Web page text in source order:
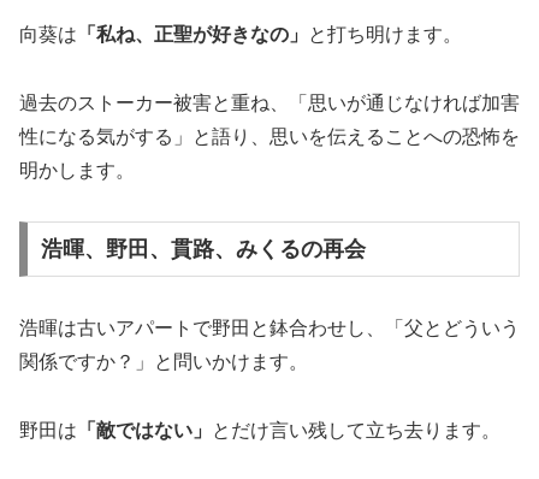
向葵は 「私ね、正聖が好きなの」 と打ち明けます。
過去のストーカー被害と重ね、「思いが通じなければ加害
性になる気がする」と語り、思いを伝えることへの恐怖を
明かします。
浩暉、野田、貫路、みくるの再会
浩暉は古いアパートで野田と鉢合わせし、「父とどういう
関係ですか？」と問いかけます。
野田は 「敵ではない」 とだけ言い残して立ち去ります。